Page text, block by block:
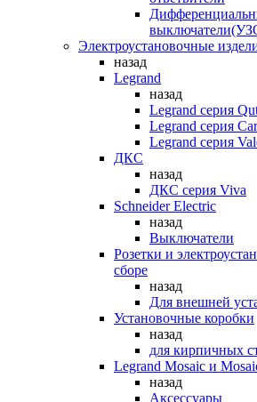
Электроустановочные
назад
Legrand
назад
Legrand серия
Legrand серия
Legrand серия
ДКС
назад
ДКС серия Viva
Schneider Electric
назад
Выключатели
Розетки и
сборе
назад
Для внешней
Установочные коробки
назад
для кирпичных
Legrand Mosaic и
назад
Аксессуары